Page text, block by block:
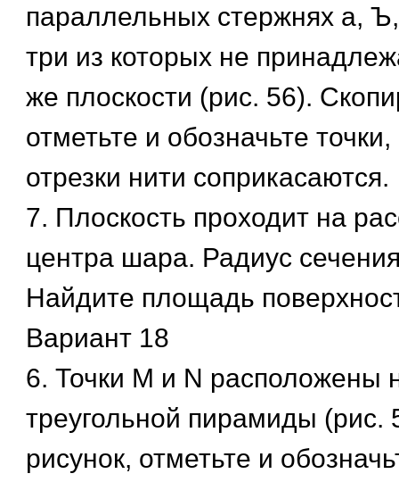
параллельных стержнях а,
три из которых не
же плоскости (рис. 56).
отметьте и обозначьте
отрезки нити соприкасаются.
7. Плоскость проходит на
центра шара. Радиус
Найдите площадь
Вариант 18
6. Точки М и N расположены
треугольной пирамиды (рис.
рисунок, отметьте и